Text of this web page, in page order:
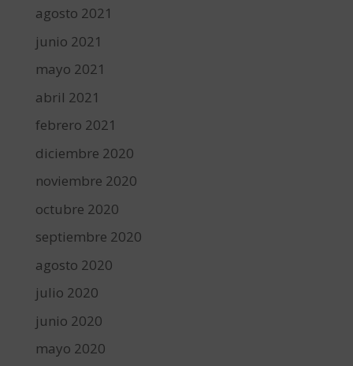
agosto 2021
junio 2021
mayo 2021
abril 2021
febrero 2021
diciembre 2020
noviembre 2020
octubre 2020
septiembre 2020
agosto 2020
julio 2020
junio 2020
mayo 2020